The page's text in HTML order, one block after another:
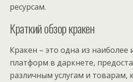
ресурсам.
Краткий обзор кракен
Кракен – это одна из наиболее
платформ в даркнете,
различным услугам и товарам,